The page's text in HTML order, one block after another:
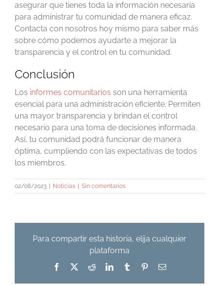
asegurar que tienes toda la información necesaria
para administrar tu comunidad de manera eficaz.
Contacta con nosotros hoy mismo para saber más
sobre cómo podemos ayudarte a mejorar la
transparencia y el control en tu comunidad.
Conclusión
Los informes comunitarios son una herramienta
esencial para una administración eficiente. Permiten
una mayor transparencia y brindan el control
necesario para una toma de decisiones informada.
Así, tu comunidad podrá funcionar de manera
óptima, cumpliendo con las expectativas de todos
los miembros.
02/08/2023 | Noticias | Sin comentarios
Para compartir esta historia, elija cualquier
plataforma
Facebook RedditLinkedInTumblr PinterestCorreo